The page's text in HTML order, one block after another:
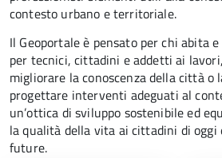
contesto urbano e territoriale.
Il Geoportale è pensato per chi abita
per tecnici, cittadini e addetti ai
migliorare la conoscenza della città o
progettare interventi adeguati al
un’ottica di sviluppo sostenibile ed
la qualità della vita ai cittadini di oggi
future.